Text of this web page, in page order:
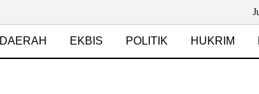
DAERAH EKBIS POLITIK HUKRIM